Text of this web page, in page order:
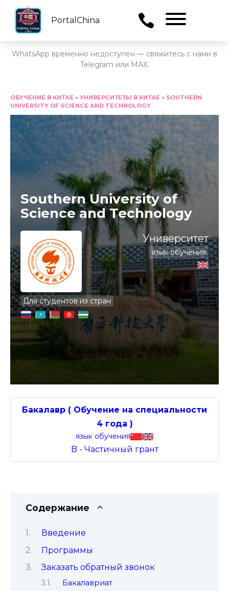
PortalChina
WhatsApp временно недоступен — свяжитесь с нами в
Telegram или MAX.
содержанию
ОБУЧЕНИЕ В КИТАЕ » УНИВЕРСИТЕТЫ В КИТАЕ » SOUTHERN
UNIVERSITY OF SCIENCE AND TECHNOLOGY
Southern University of
Science and Technology
Для студентов из стран
Университет
язык обучения
Бакалавр ( Обучение на специальности
4 года )
язык обучения
B - Частичный грант
Содержание
Введение
Программы
Заказать обратный звонок
Бакалавриат